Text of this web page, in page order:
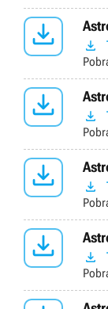
 
 
 
 